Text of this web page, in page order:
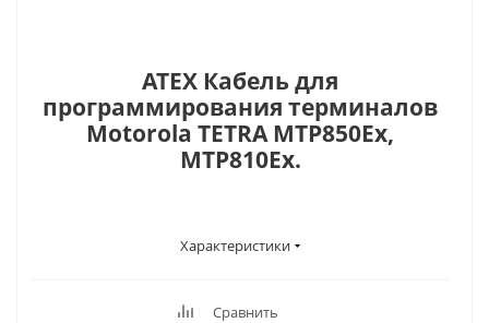
ATEX Кабель для
программирования терминалов
Motorola TETRA MTP850Ex,
MTP810Ex.
Характеристики
Сравнить